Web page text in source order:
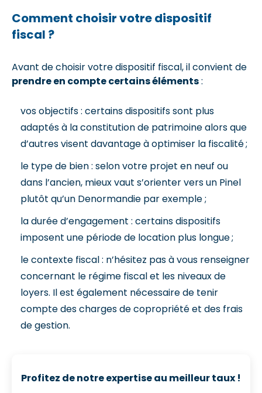
Comment choisir votre dispositif
fiscal ?
Avant de choisir votre dispositif fiscal, il convient de
prendre en compte certains éléments:
vos objectifs : certains dispositifs sont plus
adaptés à la constitution de patrimoine alors que
d’autres visent davantage à optimiser la fiscalité ;
le type de bien : selon votre projet en neuf ou
dans l’ancien, mieux vaut s’orienter vers un Pinel
plutôt qu’un Denormandie par exemple ;
la durée d’engagement : certains dispositifs
imposent une période de location plus longue ;
le contexte fiscal : n’hésitez pas à vous renseigner
concernant le régime fiscal et les niveaux de
loyers. Il est également nécessaire de tenir
compte des charges de copropriété et des frais
de gestion.
Profitez de notre expertise au meilleur taux !